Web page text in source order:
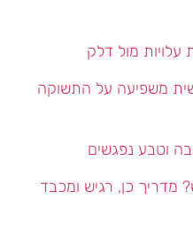
עלויות מול דלק
משפיעה על התשוקה
וטבע נפגשים
מדריך כן, רגיש ומכבד